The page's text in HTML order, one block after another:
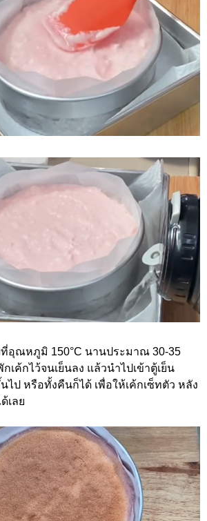
ที่อุณหภูมิ 150°C นานประมาณ 30-35
เค้กไว้จนเย็นลง แล้วนำไปเข้าตู้เย็น
ป หรือทั้งคืนก็ได้ เพื่อให้เค้กเซ็ทตัว หลัง
เลย